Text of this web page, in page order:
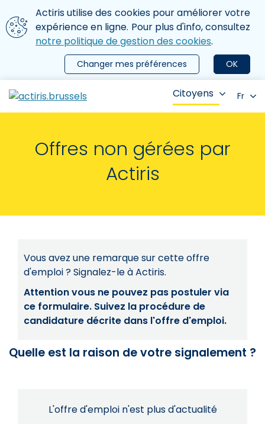
Aller au contenu principal
Nous utilisons des cookies
Actiris utilise des cookies pour améliorer votre
expérience en ligne. Pour plus d'info, consultez
notre politique de gestion des cookies.
OK
Changer mes préférences
le menu
Citoyens Fr
Offres non gérées par
Actiris
Vous avez une remarque sur cette offre
d'emploi ? Signalez-le à Actiris.
Attention vous ne pouvez pas postuler via
ce formulaire. Suivez la procédure de
candidature décrite dans l'offre d'emploi.
Quelle est la raison de votre signalement ?
L'offre d'emploi n'est plus d'actualité